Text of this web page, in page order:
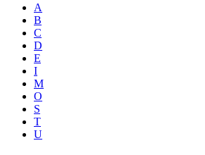
A
B
C
D
E
I
M
O
S
T
U